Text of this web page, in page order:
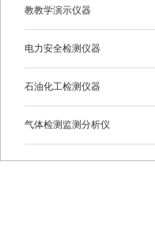
教教学演示仪器
电力安全检测仪器
石油化工检测仪器
气体检测监测分析仪